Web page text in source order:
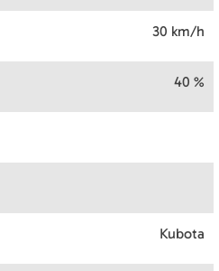
30 km/h
40 %
Kubota